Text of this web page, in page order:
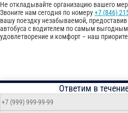
Не откладывайте организацию вашего
Звоните нам сегодня по номеру+7 (846)
вашу поездку незабываемой,
автобуса с водителем по самым
удовлетворение и комфорт – наш
Ответим в